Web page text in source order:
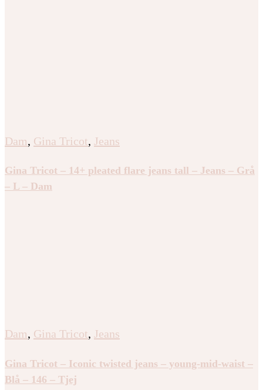
Dam, Gina Tricot, Jeans
Gina Tricot – 14+ pleated flare jeans tall – Jeans – Grå
– L – Dam
Dam, Gina Tricot, Jeans
Gina Tricot – Iconic twisted jeans – young-mid-waist –
Blå – 146 – Tjej